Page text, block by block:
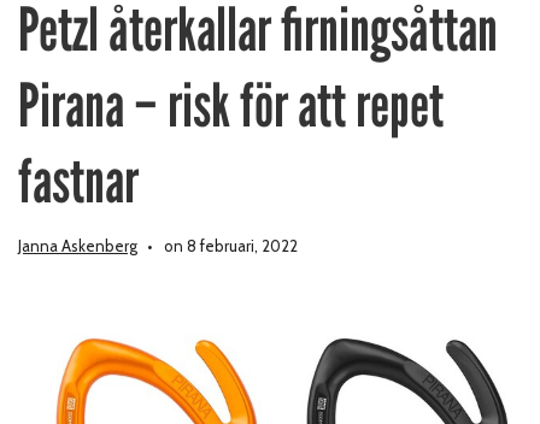
Petzl återkallar firningsåttan
Pirana – risk för att repet
fastnar
Janna Askenberg on 8 februari, 2022